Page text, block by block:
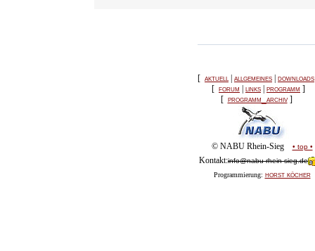
[ aktuell| allgemeines downloads
[ forum links programm ]
[ programm_archiv ]
© NABU Rhein-Sieg • top •
Kontakt:info@nabu-rhein-sieg.de
Programmierung: horst köcher